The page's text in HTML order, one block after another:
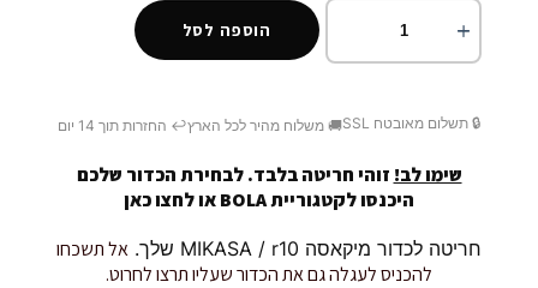
הוספה לסל
🔒 תשלום מאובטח SSL 🚚 משלוח מהיר לכל הארץ↩️ החזרות תוך 14 יום
שימו לב! זוהי חריטה בלבד. לבחירת הכדור שלכם
היכנסו לקטגוריית BOLA או
לחצו כאן
חריטה לכדור מיקאסה MIKASA / r10 שלך.
אל תשכחו
להכניס לעגלה גם את הכדור שעליו תרצו לחרוט.